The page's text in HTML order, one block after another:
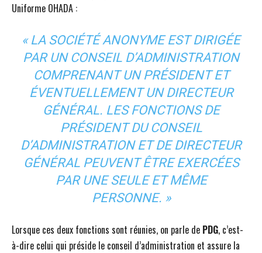
Uniforme OHADA :
« LA SOCIÉTÉ ANONYME EST DIRIGÉE
PAR UN CONSEIL D’ADMINISTRATION
COMPRENANT UN PRÉSIDENT ET
ÉVENTUELLEMENT UN DIRECTEUR
GÉNÉRAL. LES FONCTIONS DE
PRÉSIDENT DU CONSEIL
D’ADMINISTRATION ET DE DIRECTEUR
GÉNÉRAL PEUVENT ÊTRE EXERCÉES
PAR UNE SEULE ET MÊME
PERSONNE. »
Lorsque ces deux fonctions sont réunies, on parle de PDG, c’est-
à-dire celui qui préside le conseil d’administration et assure la